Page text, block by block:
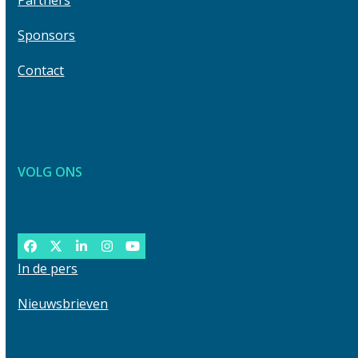
Sponsors
Contact
VOLG ONS
Facebook
TwitterLinkedInInstagram
YouTube
In de pers
Nieuwsbrieven